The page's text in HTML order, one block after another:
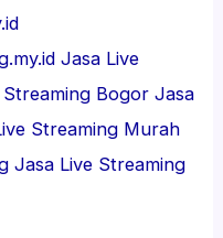
Jasa Live
Streaming Bogor Jasa
Streaming Murah
Jasa Live Streaming